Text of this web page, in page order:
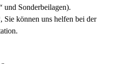
und Sonderbeilagen).
Sie können uns helfen bei der